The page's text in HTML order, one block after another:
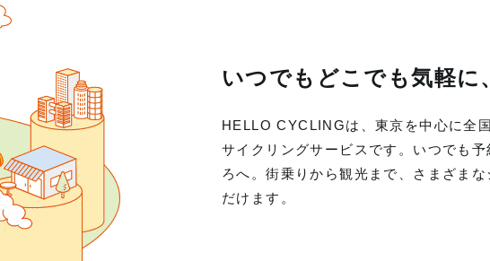
いつでもどこでも気軽に
HELLO CYCLINGは、東京を中心に全
サイクリングサービスです。いつでも予
ろへ。街乗りから観光まで、さまざま
だけます。